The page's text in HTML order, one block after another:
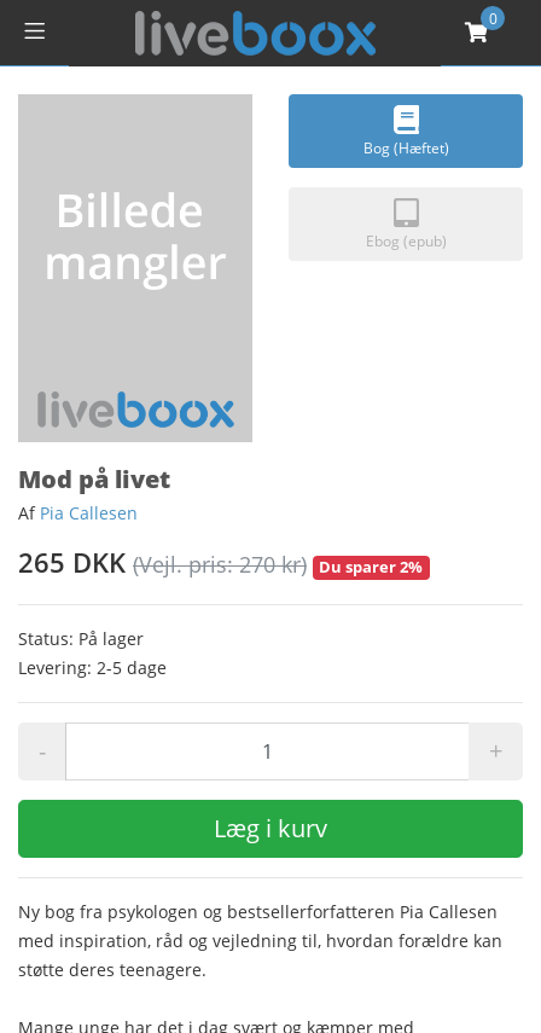
0
Bog (Hæftet)
Ebog (epub)
Mod på livet
Af Pia Callesen
265 DKK (Vejl. pris: 270 kr) Du sparer 2%
Status: På lager
Levering: 2-5 dage
- +
Læg i kurv
Ny bog fra psykologen og bestsellerforfatteren Pia Callesen
med inspiration, råd og vejledning til, hvordan forældre kan
støtte deres teenagere.
Mange unge har det i dag svært og kæmper med